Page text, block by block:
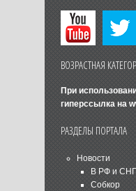
ВОЗРАСТНАЯ
При
гиперссылка на
РАЗДЕЛЫ ПОРТАЛА
Новости
В РФ и СНГ
Собкор